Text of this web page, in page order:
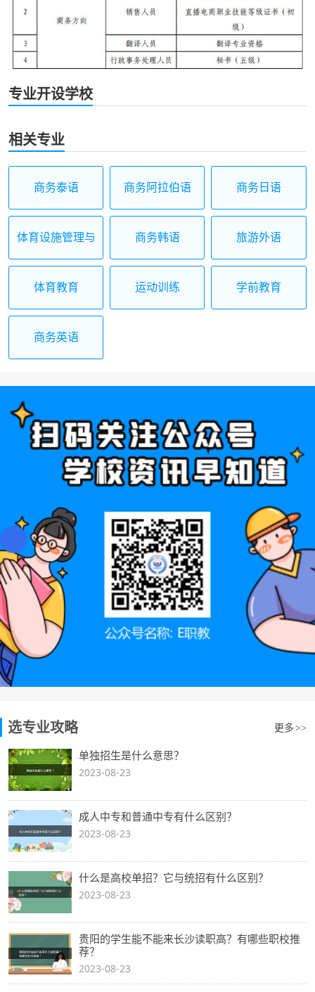
专业开设学校
相关专业
商务泰语 商务阿拉伯语 商务日语
体育设施管理与
商务韩语 旅游外语
体育教育 运动训练 学前教育
商务英语
选专业攻略 更多 >>
单独招生是什么意思？
2023-08-23
成人中专和普通中专有什么区别？
2023-08-23
什么是高校单招？它与统招有什么区别？
2023-08-23
贵阳的学生能不能来长沙读职高？有哪些职校推
荐？
2023-08-23